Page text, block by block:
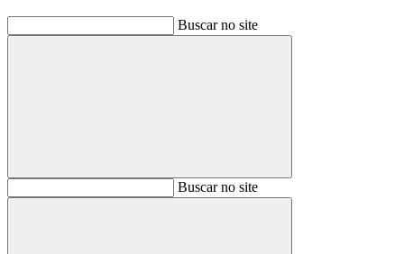
Buscar no site
BuscarBuscar no site